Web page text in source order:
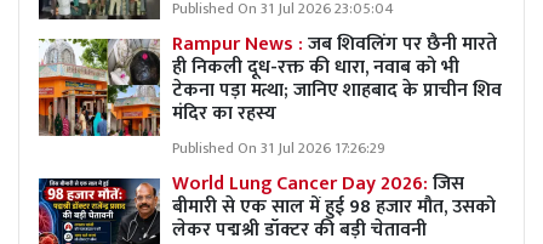
Published On 31 Jul 2026 23:05:04
Rampur News :जब शिवलिंग पर छैनी मारते
ही निकली दूध-रक्त की धारा, नवाब को भी
टेकना पड़ा मत्था; जानिए शाहबाद के प्राचीन शिव
मंदिर का रहस्य
Published On 31 Jul 2026 17:26:29
World Lung Cancer Day 2026:जिस
बीमारी से एक साल में हुई 98 हजार मौत, उसको
लेकर पद्मश्री डॉक्टर की बड़ी चेतावनी